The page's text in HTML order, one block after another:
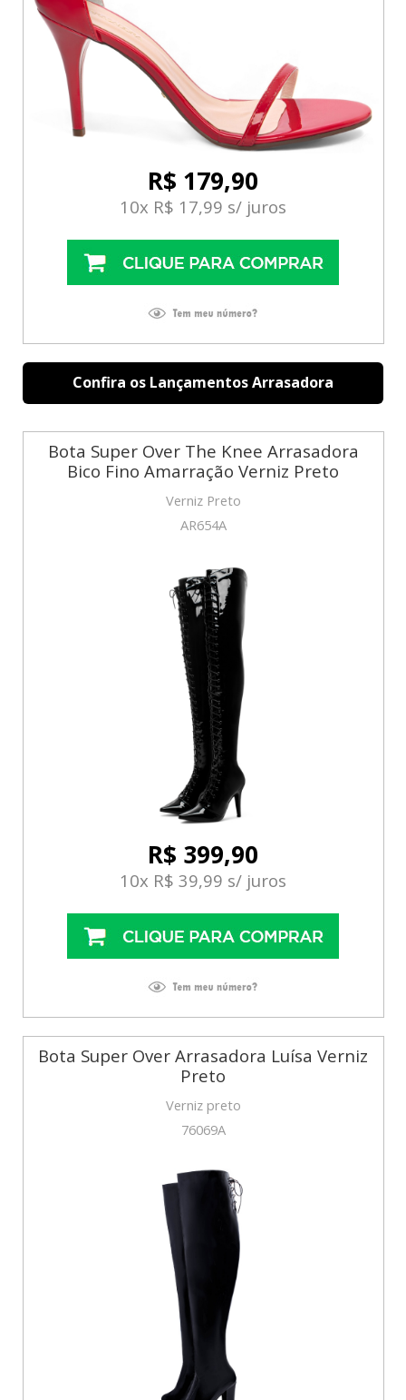
R$ 179,90
10x R$ 17,99 s/ juros
Confira os Lançamentos Arrasadora
Bota Super Over The Knee Arrasadora
Bico Fino Amarração Verniz Preto
Verniz Preto
AR654A
R$ 399,90
10x R$ 39,99 s/ juros
Bota Super Over Arrasadora Luísa Verniz
Preto
Verniz preto
76069A